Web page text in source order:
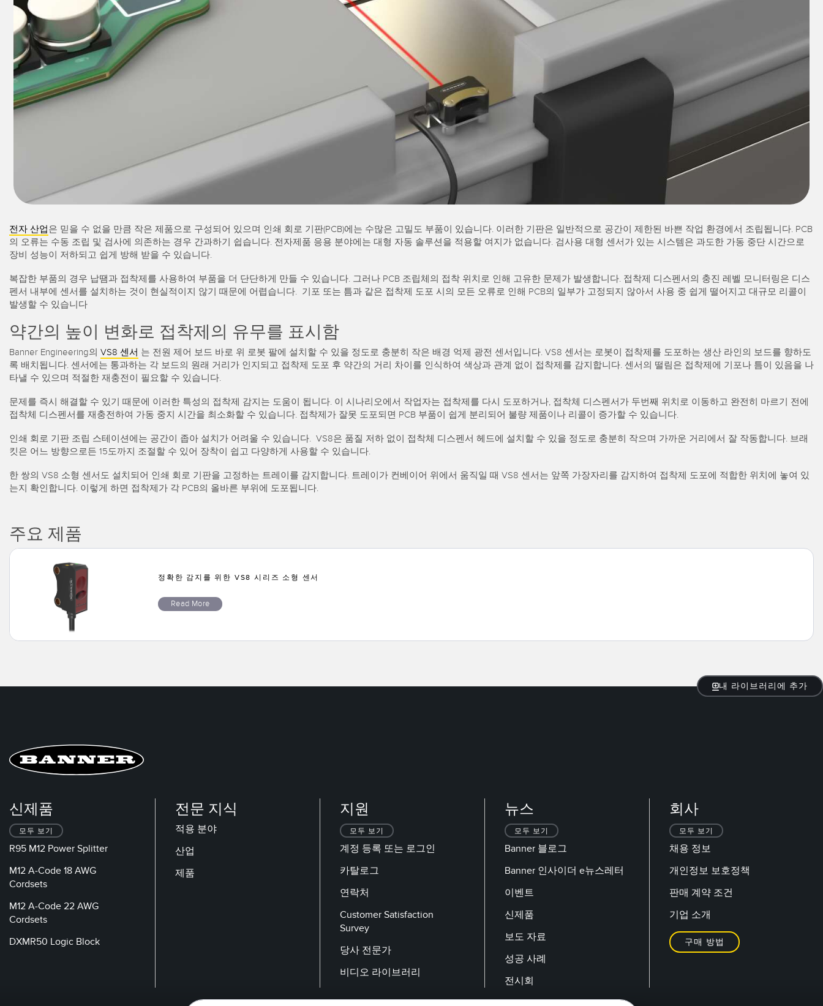
전자 산업은 믿을 수 없을 만큼 작은 제품으로 구성되어 있으며 인쇄 회로 기판(PCB)에는 수많은 고밀도 부품이 있습니다. 이러한 기판은 일반적으로 공간이 제한된 바쁜 작업 환경에서 조립됩니다. PCB
의 오류는 수동 조립 및 검사에 의존하는 경우 간과하기 쉽습니다. 전자제품 응용 분야에는 대형 자동 솔루션을 적용할 여지가 없습니다. 검사용 대형 센서가 있는 시스템은 과도한 가동 중단 시간으로
장비 성능이 저하되고 쉽게 방해 받을 수 있습니다.
복잡한 부품의 경우 납땜과 접착제를 사용하여 부품을 더 단단하게 만들 수 있습니다. 그러나 PCB 조립체의 접착 위치로 인해 고유한 문제가 발생합니다. 접착제 디스펜서의 충진 레벨 모니터링은 디스
펜서 내부에 센서를 설치하는 것이 현실적이지 않기 때문에 어렵습니다. 기포 또는 틈과 같은 접착제 도포 시의 모든 오류로 인해 PCB의 일부가 고정되지 않아서 사용 중 쉽게 떨어지고 대규모 리콜이
발생할 수 있습니다
약간의 높이 변화로 접착제의 유무를 표시함
Banner Engineering의 VS8 센서 는 전원 제어 보드 바로 위 로봇 팔에 설치할 수 있을 정도로 충분히 작은 배경 억제 광전 센서입니다. VS8 센서는 로봇이 접착제를 도포하는 생산 라인의 보드를 향하도
록 배치됩니다. 센서에는 통과하는 각 보드의 원래 거리가 인지되고 접착제 도포 후 약간의 거리 차이를 인식하여 색상과 관계 없이 접착제를 감지합니다. 센서의 떨림은 접착제에 기포나 틈이 있음을 나
타낼 수 있으며 적절한 재충전이 필요할 수 있습니다.
문제를 즉시 해결할 수 있기 때문에 이러한 특성의 접착제 감지는 도움이 됩니다. 이 시나리오에서 작업자는 접착제를 다시 도포하거나, 접착체 디스펜서가 두번째 위치로 이동하고 완전히 마르기 전에
접착체 디스펜서를 재충전하여 가동 중지 시간을 최소화할 수 있습니다. 접착제가 잘못 도포되면 PCB 부품이 쉽게 분리되어 불량 제품이나 리콜이 증가할 수 있습니다.
인쇄 회로 기판 조립 스테이션에는 공간이 좁아 설치가 어려울 수 있습니다. VS8은 품질 저하 없이 접착체 디스펜서 헤드에 설치할 수 있을 정도로 충분히 작으며 가까운 거리에서 잘 작동합니다. 브래
킷은 어느 방향으로든 15도까지 조절할 수 있어 장착이 쉽고 다양하게 사용할 수 있습니다.
한 쌍의 VS8 소형 센서도 설치되어 인쇄 회로 기판을 고정하는 트레이를 감지합니다. 트레이가 컨베이어 위에서 움직일 때 VS8 센서는 앞쪽 가장자리를 감지하여 접착제 도포에 적합한 위치에 놓여 있
는지 확인합니다. 이렇게 하면 접착제가 각 PCB의 올바른 부위에 도포됩니다.
주요 제품
정확한 감지를 위한 VS8 시리즈 소형 센서
Read More
내 라이브러리에 추가
신제품
모두 보기
R95 M12 Power Splitter
M12 A-Code 18 AWG
Cordsets
M12 A-Code 22 AWG
Cordsets
DXMR50 Logic Block
전문 지식
적용 분야
산업
제품
지원
모두 보기
계정 등록 또는 로그인
카탈로그
연락처
Customer Satisfaction
Survey
당사 전문가
비디오 라이브러리
뉴스
모두 보기
Banner 블로그
Banner 인사이더 e뉴스레터
이벤트
신제품
보도 자료
성공 사례
전시회
회사
모두 보기
채용 정보
개인정보 보호정책
판매 계약 조건
기업 소개
구매 방법